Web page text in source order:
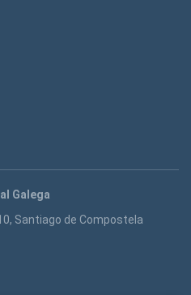
Galega
Santiago de Compostela